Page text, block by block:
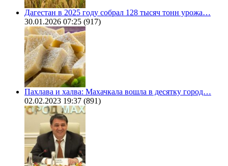
Дагестан в 2025 году собрал 128 тысяч тонн урожа…
30.01.2026 07:25 (917)
Пахлава и халва: Махачкала вошла в десятку город…
02.02.2023 19:37 (891)